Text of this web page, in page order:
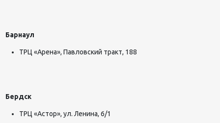
Барнаул
ТРЦ «Арена», Павловский тракт, 188
Бердск
ТРЦ «Астор», ул. Ленина, 6/1